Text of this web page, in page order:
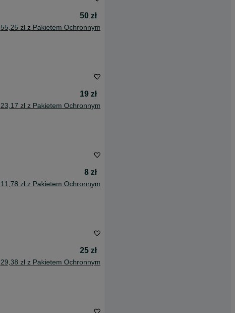
50 zł
55,25 zł z Pakietem Ochronnym
19 zł
23,17 zł z Pakietem Ochronnym
8 zł
11,78 zł z Pakietem Ochronnym
25 zł
29,38 zł z Pakietem Ochronnym